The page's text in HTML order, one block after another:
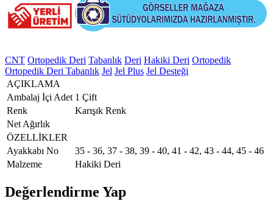
CNT Ortopedik Deri Tabanlık Deri Hakiki Deri Ortopedik
Ortopedik Deri Tabanlık Jel Jel Plus Jel Desteği
AÇIKLAMA
Ambalaj İçi Adet 1 Çift
Renk
Karışık Renk
Net Ağırlık
ÖZELLİKLER
Ayakkabı No
35 - 36, 37 - 38, 39 - 40, 41 - 42, 43 - 44, 45 - 46
Malzeme
Hakiki Deri
Değerlendirme Yap